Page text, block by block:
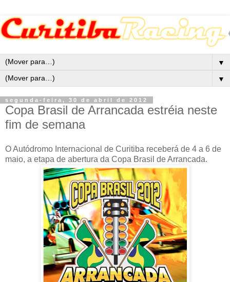
▼
▼
segunda-feira, 30 de abril de 2012
Copa Brasil de Arrancada estréia neste
fim de semana
O Autódromo Internacional de Curitiba receberá de 4 a 6 de
maio, a etapa de abertura da Copa Brasil de Arrancada.